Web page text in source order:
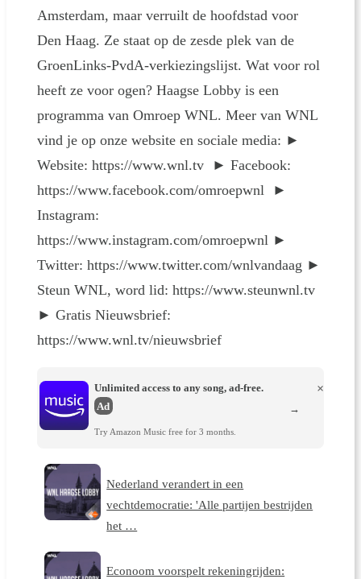
Amsterdam, maar verruilt de hoofdstad voor
Den Haag. Ze staat op de zesde plek van de
GroenLinks-PvdA-verkiezingslijst. Wat voor rol
heeft ze voor ogen? Haagse Lobby is een
programma van Omroep WNL. Meer van WNL
vind je op onze website en sociale media: ►
Website: https://www.wnl.tv ► Facebook:
https://www.facebook.com/omroepwnl ►
Instagram:
https://www.instagram.com/omroepwnl ►
Twitter: https://www.twitter.com/wnlvandaag ►
Steun WNL, word lid: https://www.steunwnl.tv
► Gratis Nieuwsbrief:
https://www.wnl.tv/nieuwsbrief
Unlimited access to any song, ad-free.
Ad
Try Amazon Music free for 3 months.
×
→
Nederland verandert in een
vechtdemocratie: 'Alle partijen bestrijden
het …
Econoom voorspelt rekeningrijden: